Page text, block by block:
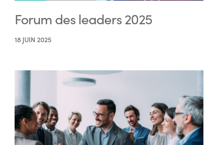
Forum des leaders 2025
18 JUIN 2025